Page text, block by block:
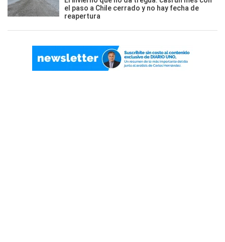
el paso a Chile cerrado y no hay fecha de
reapertura